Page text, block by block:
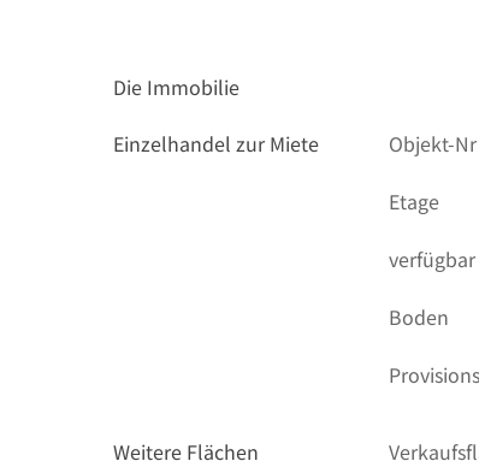
Die Immobilie
Einzelhandel zur Miete
Objekt-Nr
Etage
Boden
Weitere Flächen